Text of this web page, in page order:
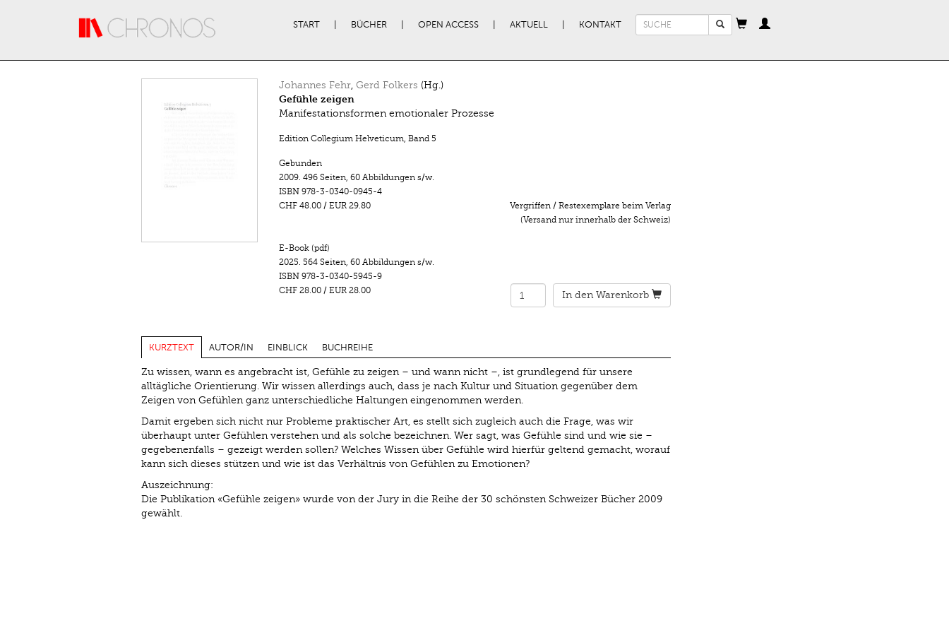
START BÜCHER OPEN ACCESS AKTUELL KONTAKT
Suchformular
Johannes Fehr, Gerd Folkers (Hg.)
Gefühle zeigen
Manifestationsformen emotionaler Prozesse
Edition Collegium Helveticum, Band 5
Gebunden
2009. 496 Seiten, 60 Abbildungen s/w.
ISBN 978-3-0340-0945-4
CHF 48.00/ EUR 29.80
Vergriffen / Restexemplare beim Verlag
(Versand nur innerhalb der Schweiz)
E-Book (pdf)
2025. 564 Seiten, 60 Abbildungen s/w.
ISBN 978-3-0340-5945-9
CHF 28.00/ EUR 28.00 In den Warenkorb
KURZTEXT AUTOR/IN EINBLICK BUCHREIHE
Zu wissen, wann es angebracht ist, Gefühle zu zeigen – und wann nicht –, ist grundlegend für unsere
alltägliche Orientierung. Wir wissen allerdings auch, dass je nach Kultur und Situation gegenüber dem
Zeigen von Gefühlen ganz unterschiedliche Haltungen eingenommen werden.
Damit ergeben sich nicht nur Probleme praktischer Art, es stellt sich zugleich auch die Frage, was wir
überhaupt unter Gefühlen verstehen und als solche bezeichnen. Wer sagt, was Gefühle sind und wie sie –
gegebenenfalls – gezeigt werden sollen? Welches Wissen über Gefühle wird hierfür geltend gemacht, worauf
kann sich dieses stützen und wie ist das Verhältnis von Gefühlen zu Emotionen?
Auszeichnung:
Die Publikation «Gefühle zeigen» wurde von der Jury in die Reihe der 30 schönsten Schweizer Bücher 2009
gewählt.